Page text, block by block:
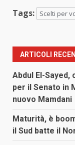
Tags: Scelti per
ARTICOLI
Abdul El-
per il Senato in
nuovo Mamdani
Maturità, è
il Sud batte il